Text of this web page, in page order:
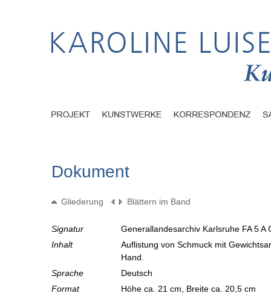
Dokument
Gliederung Blättern im Band
Signatur
Generallandesarchiv Karlsruhe FA 5
Inhalt
Auflistung von Schmuck mit
Hand.
Sprache
Deutsch
Format
Höhe ca. 21 cm, Breite ca. 20,5 cm